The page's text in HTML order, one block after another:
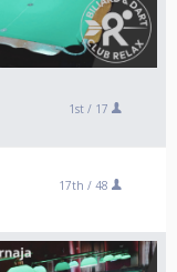
1st / 17
17th / 48